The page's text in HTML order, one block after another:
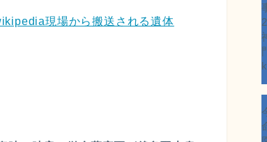
現場から搬送される遺体